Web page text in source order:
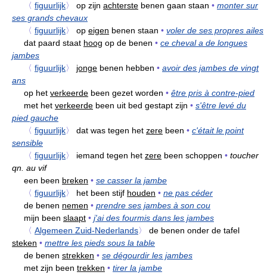
〈 figuurlijk〉 op zijn achterste benen gaan staan • monter sur
ses grands chevaux
〈 figuurlijk〉 op eigen benen staan • voler de ses propres ailes
dat paard staat hoog op de benen • ce cheval a de longues
jambes
〈 figuurlijk〉 jonge benen hebben • avoir des jambes de vingt
ans
op het verkeerde been gezet worden • être pris à contre-pied
met het verkeerde been uit bed gestapt zijn • s'être levé du
pied gauche
〈 figuurlijk〉 dat was tegen het zere been • c'était le point
sensible
〈 figuurlijk〉 iemand tegen het zere been schoppen • toucher
qn. au vif
een been breken • se casser la jambe
〈 figuurlijk〉 het been stijf houden • ne pas céder
de benen nemen • prendre ses jambes à son cou
mijn been slaapt • j'ai des fourmis dans les jambes
〈 Algemeen Zuid-Nederlands〉
de benen onder de tafel
steken • mettre les pieds sous la table
de benen strekken • se dégourdir les jambes
met zijn been trekken • tirer la jambe